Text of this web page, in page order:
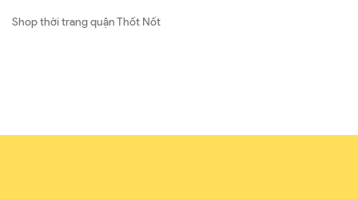
Shop thời trang quận Thốt Nốt